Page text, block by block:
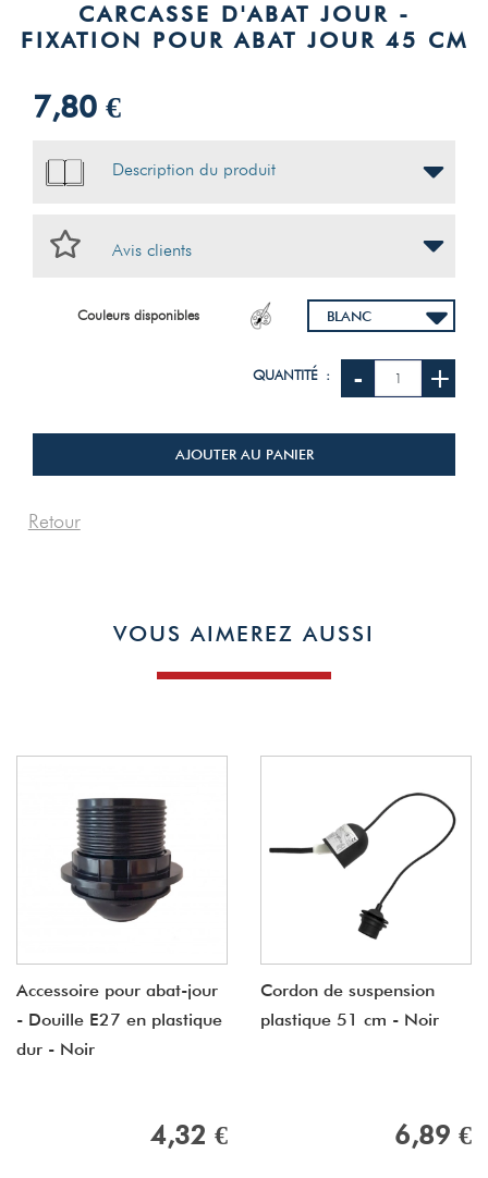
CARCASSE D'ABAT JOUR -
FIXATION POUR ABAT JOUR 45 CM
7,80 €
Description du produit
Avis clients
Couleurs disponibles
QUANTITÉ : - +
AJOUTER AU PANIER
Retour
VOUS AIMEREZ AUSSI
Accessoire pour abat-jour
- Douille E27 en plastique
dur - Noir
4,32 €
Cordon de suspension
plastique 51 cm - Noir
6,89 €